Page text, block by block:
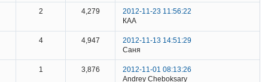
2 4,279
2012-11-23 11:56:22
КАА
4 4,947
2012-11-13 14:51:29
Саня
1 3,876
2012-11-01 08:13:26
Andrey Cheboksary